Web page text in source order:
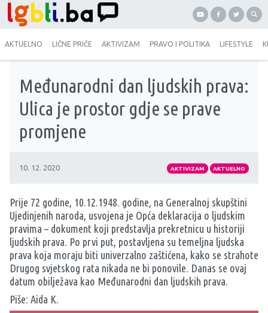
AKTUELNO LIČNE PRIČE AKTIVIZAM PRAVO I POLITIKA LIFESTYLE
Međunarodni dan ljudskih prava:
Ulica je prostor gdje se prave
promjene
10. 12. 2020 AKTIVIZAM AKTUELNO
Prije 72 godine, 10.12.1948. godine, na Generalnoj skupštini
Ujedinjenih naroda, usvojena je Opća deklaracija o ljudskim
pravima – dokument koji predstavlja prekretnicu u historiji
ljudskih prava. Po prvi put, postavljena su temeljna ljudska
prava koja moraju biti univerzalno zaštićena, kako se strahote
Drugog svjetskog rata nikada ne bi ponovile. Danas se ovaj
datum obilježava kao Međunarodni dan ljudskih prava.
Piše: Aida K.